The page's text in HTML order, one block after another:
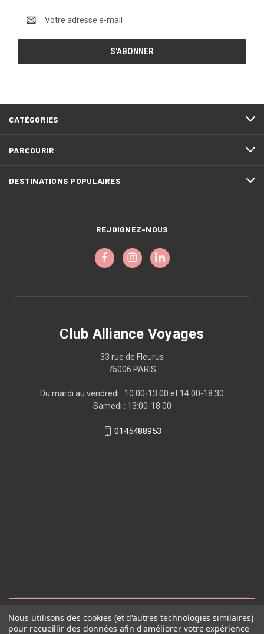
mail
CATÉGORIES
PARCOURIR
DESTINATIONS POPULAIRES
REJOIGNEZ-NOUS
Club Alliance Voyages
33 rue de Fleurus
75006 PARIS
Du mardi au vendredi : 10:00-13:00 et 14:00-18:30
Samedi : 13:00-18:00
0145488953
Nous utilisons des cookies (et d'autres technologies similaires)
pour recueillir des données afin d'améliorer votre expérience